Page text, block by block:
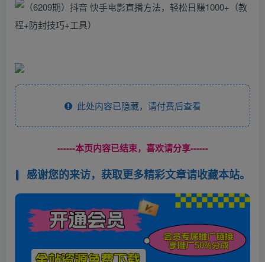
此处内容已隐藏，请付费后查看
------本页内容已结束，喜欢请分享------
感谢您的来访，获取更多精彩文章请收藏本站。